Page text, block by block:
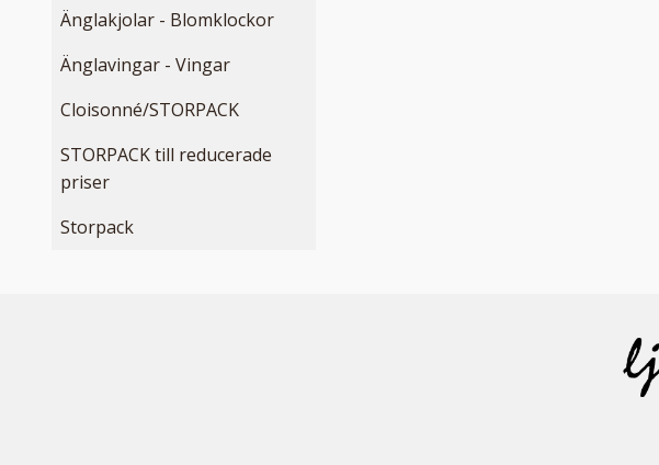
Änglakjolar - Blomklockor
Änglavingar - Vingar
Cloisonné/STORPACK
STORPACK till reducerade
priser
Storpack